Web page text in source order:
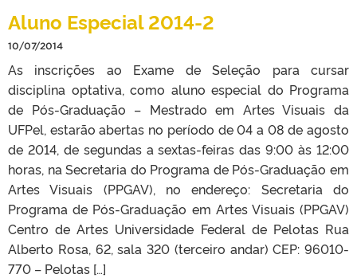
Aluno Especial 2014-2
10/07/2014
As inscrições ao Exame de Seleção para cursar
disciplina optativa, como aluno especial do Programa
de Pós-Graduação – Mestrado em Artes Visuais da
UFPel, estarão abertas no período de 04 a 08 de agosto
de 2014, de segundas a sextas-feiras das 9:00 às 12:00
horas, na Secretaria do Programa de Pós-Graduação em
Artes Visuais (PPGAV), no endereço: Secretaria do
Programa de Pós-Graduação em Artes Visuais (PPGAV)
Centro de Artes Universidade Federal de Pelotas Rua
Alberto Rosa, 62, sala 320 (terceiro andar) CEP: 96010-
770 – Pelotas […]